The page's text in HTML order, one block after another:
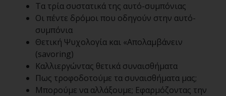
Τα τρία συστατικά της αυτό-συμπόνιας
Οι πέντε δρόμοι που οδηγούν στην αυτό-
συμπόνια
Θετική Ψυχολογία και «Απολαμβάνειν
(savoring)
Καλλιεργώντας θετικά συναισθήματα
Πως τροφοδοτούμε τα συναισθήματα μας;
Μπορούμε να αλλάξουμε; Εφαρμόζοντας την